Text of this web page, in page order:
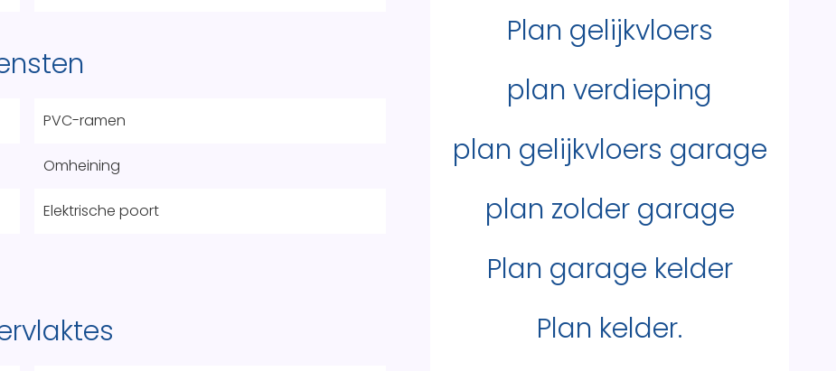
PVC-ramen
Omheining
Elektrische poort
Plan gelijkvloers
plan verdieping
plan gelijkvloers garage
plan zolder garage
Plan garage kelder
Plan kelder.